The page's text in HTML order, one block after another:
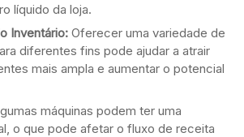
líquido da loja.
Inventário: Oferecer uma variedade de
diferentes fins pode ajudar a atrair
mais ampla e aumentar o potencial
máquinas podem ter uma
o que pode afetar o fluxo de receita